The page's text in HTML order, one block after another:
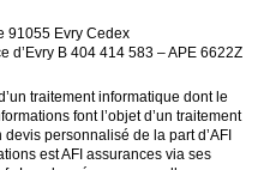
91055 Evry Cedex
d’Evry B 404 414 583 – APE 6622Z
traitement informatique dont le
font l’objet d’un traitement
personnalisé de la part d’AFI
est AFI assurances via ses